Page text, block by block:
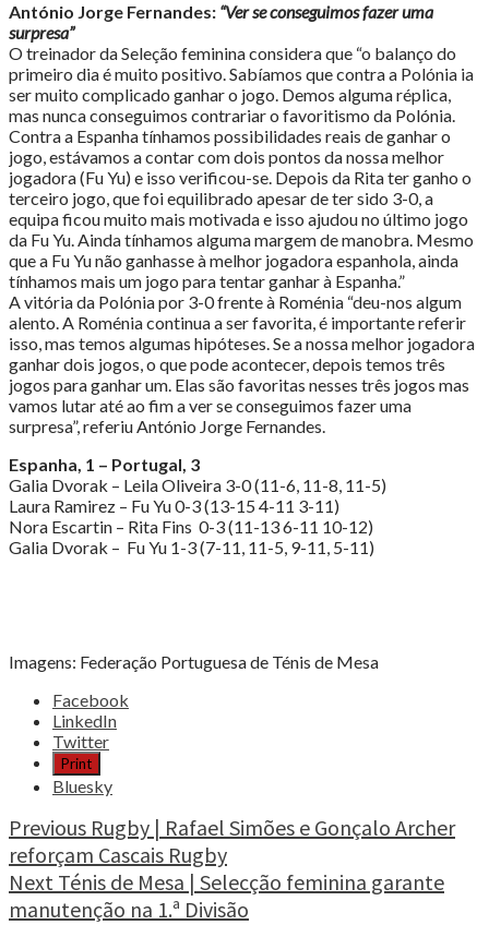
António Jorge Fernandes: “Ver se conseguimos fazer uma
surpresa”
O treinador da Seleção feminina considera que “o balanço do
primeiro dia é muito positivo. Sabíamos que contra a Polónia ia
ser muito complicado ganhar o jogo. Demos alguma réplica,
mas nunca conseguimos contrariar o favoritismo da Polónia.
Contra a Espanha tínhamos possibilidades reais de ganhar o
jogo, estávamos a contar com dois pontos da nossa melhor
jogadora (Fu Yu) e isso verificou-se. Depois da Rita ter ganho o
terceiro jogo, que foi equilibrado apesar de ter sido 3-0, a
equipa ficou muito mais motivada e isso ajudou no último jogo
da Fu Yu. Ainda tínhamos alguma margem de manobra. Mesmo
que a Fu Yu não ganhasse à melhor jogadora espanhola, ainda
tínhamos mais um jogo para tentar ganhar à Espanha.”
A vitória da Polónia por 3-0 frente à Roménia “deu-nos algum
alento. A Roménia continua a ser favorita, é importante referir
isso, mas temos algumas hipóteses. Se a nossa melhor jogadora
ganhar dois jogos, o que pode acontecer, depois temos três
jogos para ganhar um. Elas são favoritas nesses três jogos mas
vamos lutar até ao fim a ver se conseguimos fazer uma
surpresa”, referiu António Jorge Fernandes.
Espanha, 1 – Portugal, 3
Galia Dvorak – Leila Oliveira 3-0 (11-6, 11-8, 11-5)
Laura Ramirez – Fu Yu 0-3 (13-15 4-11 3-11)
Nora Escartin – Rita Fins 0-3 (11-13 6-11 10-12)
Galia Dvorak – Fu Yu 1-3 (7-11, 11-5, 9-11, 5-11)
Imagens: Federação Portuguesa de Ténis de Mesa
Share
post
"Ténis
|
Estreia
a
vencer
no
Europeu
Facebook
LinkedIn
Twitter
Print
Bluesky
Continue
Reading
Previous Rugby | Rafael Simões e Gonçalo Archer
reforçam Cascais Rugby
Next Ténis de Mesa | Selecção feminina garante
manutenção na 1.ª Divisão